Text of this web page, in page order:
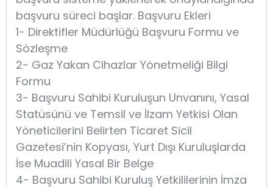
başvuru süreci başlar. Başvuru Ekleri
1- Direktifler Müdürlüğü Başvuru Formu ve
Sözleşme
2- Gaz Yakan Cihazlar Yönetmeliği Bilgi
Formu
3- Başvuru Sahibi Kuruluşun Unvanını, Yasal
Statüsünü ve Temsil ve İlzam Yetkisi Olan
Yöneticilerini Belirten Ticaret Sicil
Gazetesi’nin Kopyası, Yurt Dışı Kuruluşlarda
İse Muadili Yasal Bir Belge
4- Başvuru Sahibi Kuruluş Yetkililerinin İmza